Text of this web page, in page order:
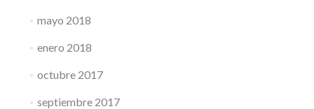
mayo 2018
enero 2018
octubre 2017
septiembre 2017